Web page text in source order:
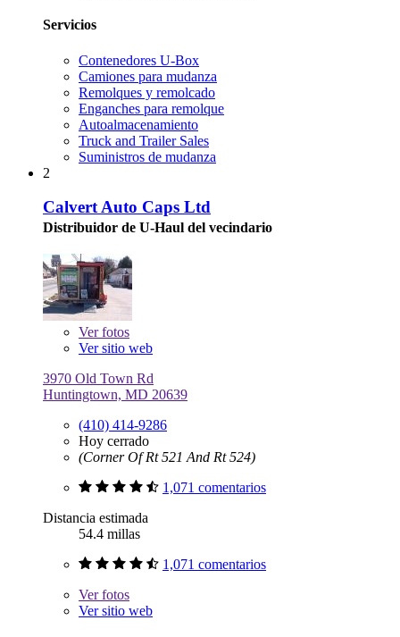
Servicios
Contenedores U-Box
Camiones para mudanza
Remolques y remolcado
Enganches para remolque
Autoalmacenamiento
Truck and Trailer Sales
Suministros de mudanza
2
Calvert Auto Caps Ltd
Distribuidor de U-Haul del vecindario
Verfotos
Ver sitio web
3970 Old Town Rd
Huntingtown, MD 20639
(410) 414-9286
Hoy cerrado
(Corner Of Rt 521 And Rt 524)
1,071 comentarios
Distancia estimada
54.4 millas
1,071 comentarios
Verfotos
Ver sitio web